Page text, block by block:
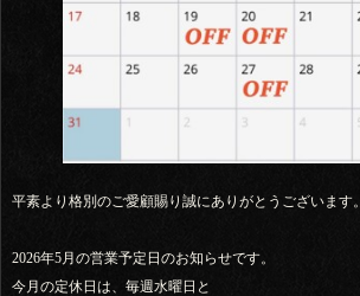
平素より格別のご愛顧賜り誠にありがとうございます。
2026年5月の営業予定日のお知らせです。
今月の定休日は、毎週水曜日と